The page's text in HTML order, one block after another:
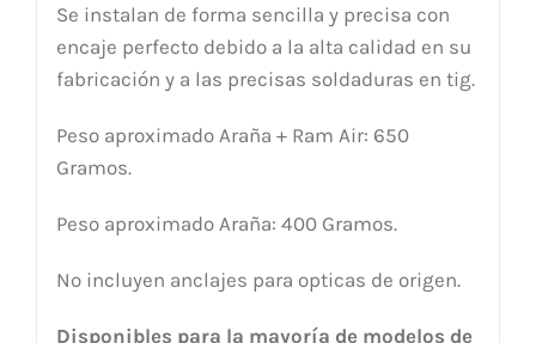
Se instalan de forma sencilla y precisa con
encaje perfecto debido a la alta calidad en su
fabricación y a las precisas soldaduras en tig.
Peso aproximado Araña + Ram Air: 650
Gramos.
Peso aproximado Araña: 400 Gramos.
No incluyen anclajes para opticas de origen.
Disponibles para la mayoría de modelos de